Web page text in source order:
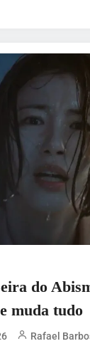
do
muda tudo
Rafael